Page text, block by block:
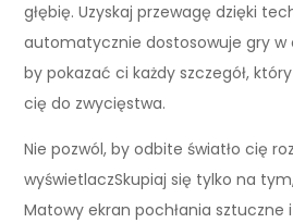
głębię. Uzyskaj przewagę dzięki
automatycznie dostosowuje gry w
by pokazać ci każdy szczegół,
cię do zwycięstwa.
Nie pozwól, by odbite światło cię
wyświetlaczSkupiaj się tylko na
Matowy ekran pochłania sztuczne